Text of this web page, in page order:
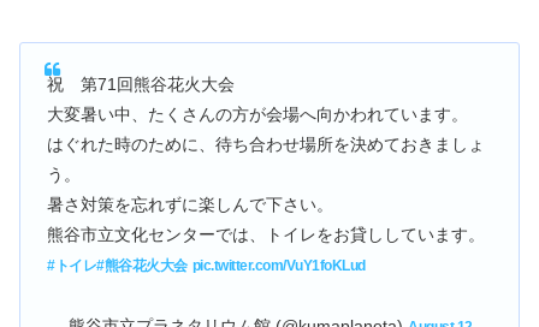
祝 第71回熊谷花火大会
大変暑い中、たくさんの方が会場へ向かわれています。
はぐれた時のために、待ち合わせ場所を決めておきましょ
う。
暑さ対策を忘れずに楽しんで下さい。
熊谷市立文化センターでは、トイレをお貸ししています。
#トイレ#熊谷花火大会 pic.twitter.com/VuY1foKLud